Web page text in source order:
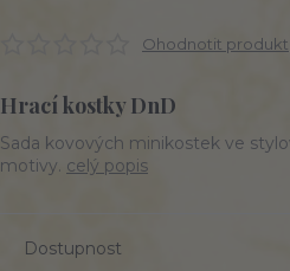
Ohodnotit produkt
Hrací kostky DnD
Sada kovových minikostek ve
motivy. celý popis
Dostupnost